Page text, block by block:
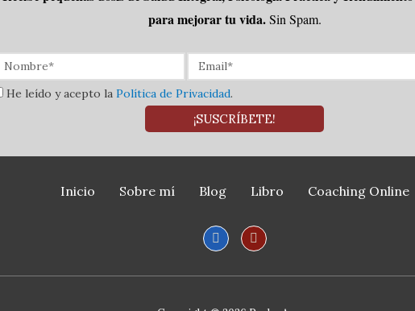
para mejorar tu vida. Sin Spam.
He leído y acepto la Política de Privacidad.
¡SUSCRÍBETE!
Inicio Sobre mí Blog Libro Coaching Online